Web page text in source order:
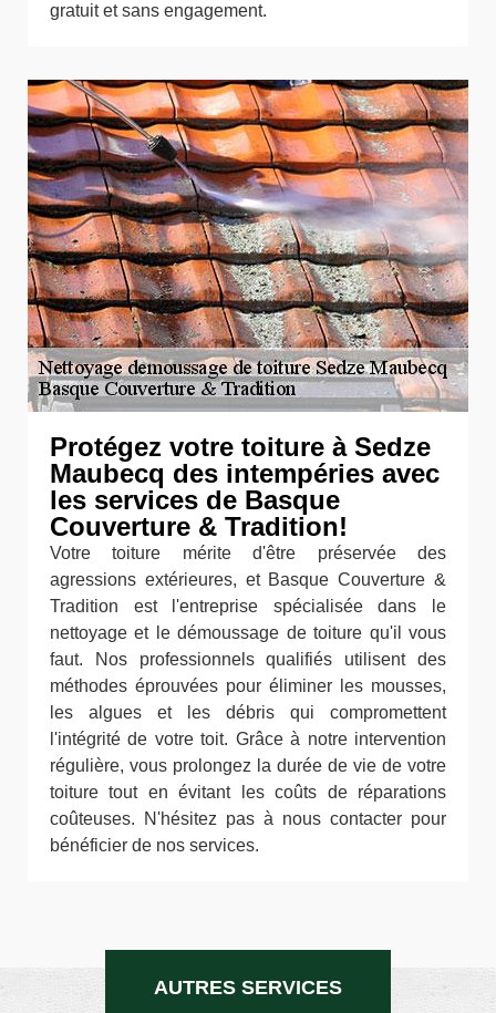
gratuit et sans engagement.
Protégez votre toiture à Sedze
Maubecq des intempéries avec
les services de Basque
Couverture & Tradition!
Votre toiture mérite d'être préservée des
agressions extérieures, et Basque Couverture &
Tradition est l'entreprise spécialisée dans le
nettoyage et le démoussage de toiture qu'il vous
faut. Nos professionnels qualifiés utilisent des
méthodes éprouvées pour éliminer les mousses,
les algues et les débris qui compromettent
l'intégrité de votre toit. Grâce à notre intervention
régulière, vous prolongez la durée de vie de votre
toiture tout en évitant les coûts de réparations
coûteuses. N'hésitez pas à nous contacter pour
bénéficier de nos services.
AUTRES SERVICES